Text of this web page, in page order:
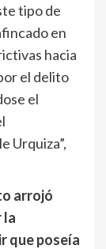
tipo de
en
hacia
el delito
el
Urquiza”,
arrojó
la
que poseía